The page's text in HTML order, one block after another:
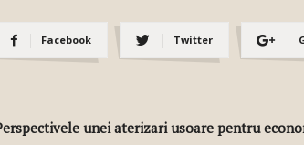
Facebook Twitter
unei aterizari usoare pentru